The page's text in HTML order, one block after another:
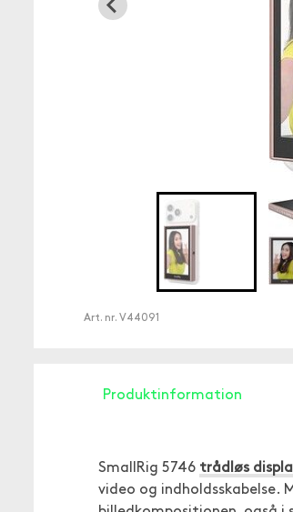
Art. nr. V44091
Produktinformation
SmallRig 5746 trådløs
video og indholdsskabelse.